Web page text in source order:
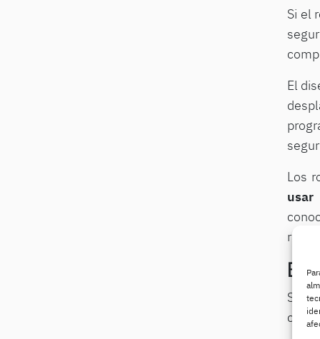
Si el
El
Los
usar
Son